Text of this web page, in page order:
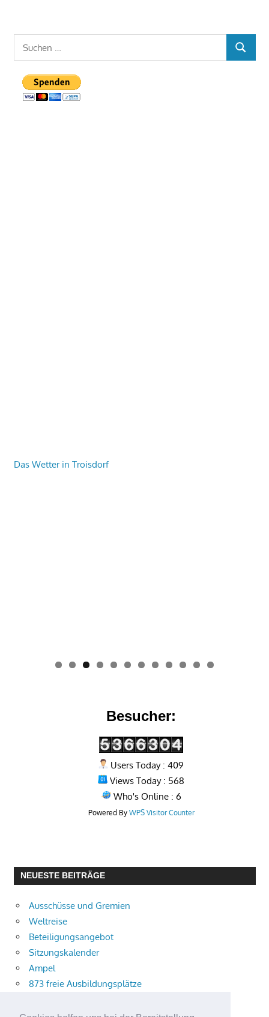
SUCHEN
Das Wetter in Troisdorf
0 1 2
Besucher:
Users Today : 409
Views Today : 568
Who's Online : 6
Powered By WPS Visitor Counter
NEUESTE BEITRÄGE
Ausschüsse und Gremien
Weltreise
Beteiligungsangebot
Sitzungskalender
Ampel
873 freie Ausbildungsplätze